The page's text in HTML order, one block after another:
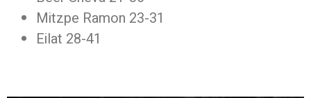
Mitzpe Ramon 23-31
Eilat 28-41